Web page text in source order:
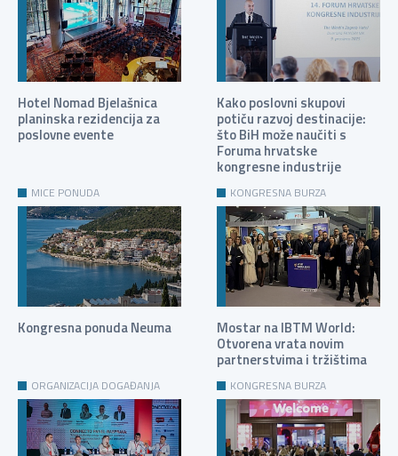
Hotel Nomad Bjelašnica
planinska rezidencija za
poslovne evente
Kako poslovni skupovi
potiču razvoj destinacije:
što BiH može naučiti s
Foruma hrvatske
kongresne industrije
MICE PONUDA
Kongresna ponuda Neuma
KONGRESNA BURZA
Mostar na IBTM World:
Otvorena vrata novim
partnerstvima i tržištima
ORGANIZACIJA DOGAĐANJA KONGRESNA BURZA